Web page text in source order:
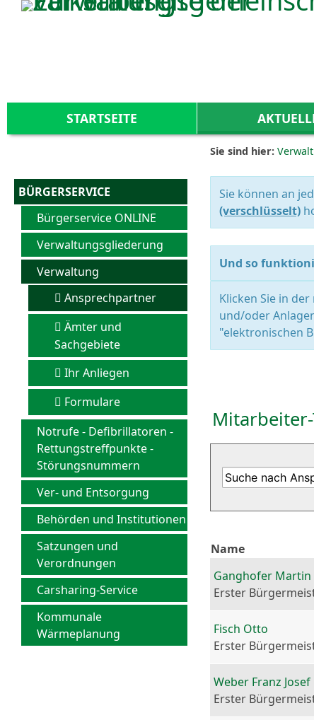
Zum Inhalt,zur Navigationoderzur Startseitespringen.
STARTSEITE
BÜRGERSERVICE
Bürgerservice ONLINE
Verwaltungsgliederung
Verwaltung
Ansprechpartner
Ämter und
Sachgebiete
Ihr Anliegen
Formulare
Notrufe - Defibrillatoren -
Rettungstreffpunkte -
Störungsnummern
Ver- und Entsorgung
Behörden und Institutionen
Satzungen und
Verordnungen
Carsharing-Service
Kommunale
Wärmeplanung
Sie sind hier:
Sie können an
(verschlüsselt)
Und so
Klicken Sie in
und/oder
"elektronischen
Name
Ganghofer Martin
Erster
Fisch Otto
Erster
Weber Franz Josef
Erster